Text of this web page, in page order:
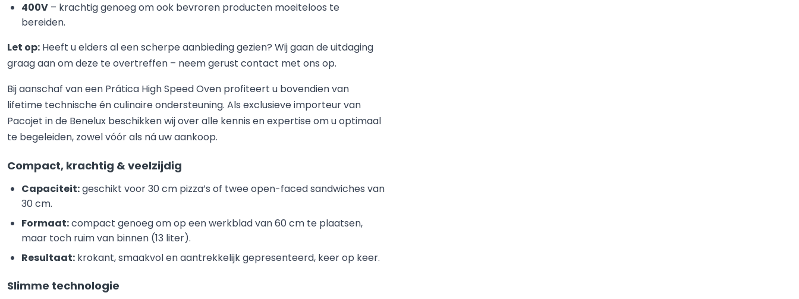
400V – krachtig genoeg om ook bevroren producten moeiteloos te
bereiden.
Let op: Heeft u elders al een scherpe aanbieding gezien? Wij gaan de uitdaging
graag aan om deze te overtreffen – neem gerust contact met ons op.
Bij aanschaf van een Prática High Speed Oven profiteert u bovendien van
lifetime technische én culinaire ondersteuning. Als exclusieve importeur van
Pacojet in de Benelux beschikken wij over alle kennis en expertise om u optimaal
te begeleiden, zowel vóór als ná uw aankoop.
Compact, krachtig & veelzijdig
Capaciteit:geschikt voor 30 cm pizza’s of twee open-faced sandwiches van
30 cm.
Formaat:compact genoeg om op een werkblad van 60 cm te plaatsen,
maar toch ruim van binnen (13 liter).
Resultaat: krokant, smaakvol en aantrekkelijk gepresenteerd, keer op keer.
Slimme technologie